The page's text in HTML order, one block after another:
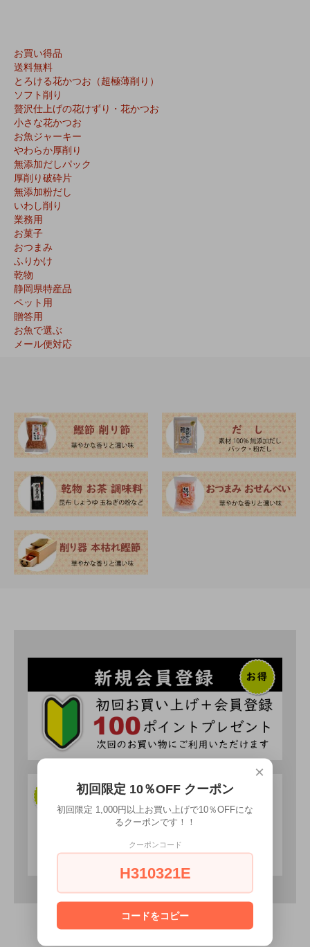
お買い得品
送料無料
とろける花かつお（超極薄削り）
ソフト削り
贅沢仕上げの花けずり・花かつお
小さな花かつお
お魚ジャーキー
やわらか厚削り
無添加だしパック
厚削り破砕片
無添加粉だし
いわし削り
業務用
お菓子
おつまみ
ふりかけ
乾物
静岡県特産品
ペット用
贈答用
お魚で選ぶ
メール便対応
×
初回限定 10％OFF クーポン
初回限定 1,000円以上お買い上げで10％OFFにな
るクーポンです！！
クーポンコード
H310321E
コードをコピー